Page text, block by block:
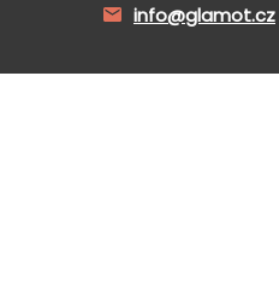
info@glamot.cz